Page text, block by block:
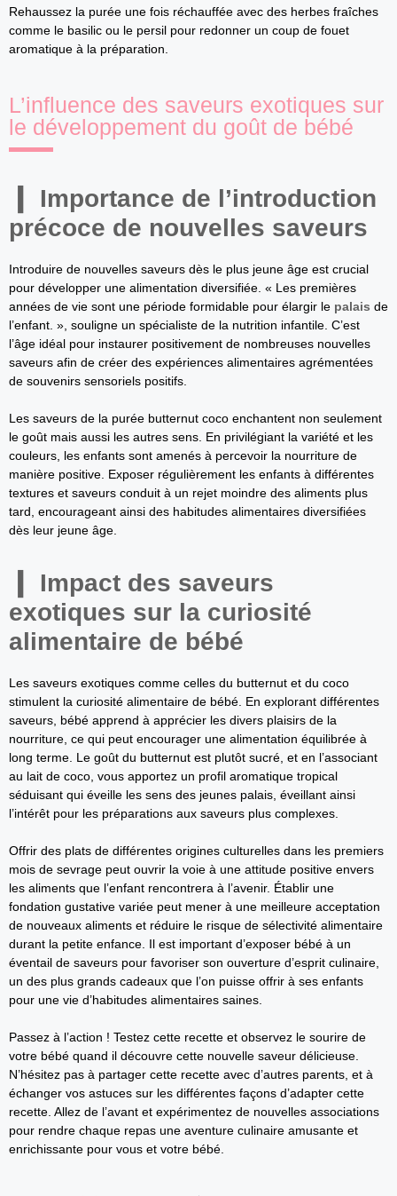
Rehaussez la purée une fois réchauffée avec des herbes fraîches
comme le basilic ou le persil pour redonner un coup de fouet
aromatique à la préparation.
L’influence des saveurs exotiques sur
le développement du goût de bébé
Importance de l’introduction
précoce de nouvelles saveurs
Introduire de nouvelles saveurs dès le plus jeune âge est crucial
pour développer une alimentation diversifiée. « Les premières
années de vie sont une période formidable pour élargir le palais de
l’enfant. », souligne un spécialiste de la nutrition infantile. C’est
l’âge idéal pour instaurer positivement de nombreuses nouvelles
saveurs afin de créer des expériences alimentaires agrémentées
de souvenirs sensoriels positifs.
Les saveurs de la purée butternut coco enchantent non seulement
le goût mais aussi les autres sens. En privilégiant la variété et les
couleurs, les enfants sont amenés à percevoir la nourriture de
manière positive. Exposer régulièrement les enfants à différentes
textures et saveurs conduit à un rejet moindre des aliments plus
tard, encourageant ainsi des habitudes alimentaires diversifiées
dès leur jeune âge.
Impact des saveurs
exotiques sur la curiosité
alimentaire de bébé
Les saveurs exotiques comme celles du butternut et du coco
stimulent la curiosité alimentaire de bébé. En explorant différentes
saveurs, bébé apprend à apprécier les divers plaisirs de la
nourriture, ce qui peut encourager une alimentation équilibrée à
long terme. Le goût du butternut est plutôt sucré, et en l’associant
au lait de coco, vous apportez un profil aromatique tropical
séduisant qui éveille les sens des jeunes palais, éveillant ainsi
l’intérêt pour les préparations aux saveurs plus complexes.
Offrir des plats de différentes origines culturelles dans les premiers
mois de sevrage peut ouvrir la voie à une attitude positive envers
les aliments que l’enfant rencontrera à l’avenir. Établir une
fondation gustative variée peut mener à une meilleure acceptation
de nouveaux aliments et réduire le risque de sélectivité alimentaire
durant la petite enfance. Il est important d’exposer bébé à un
éventail de saveurs pour favoriser son ouverture d’esprit culinaire,
un des plus grands cadeaux que l’on puisse offrir à ses enfants
pour une vie d’habitudes alimentaires saines.
Passez à l’action ! Testez cette recette et observez le sourire de
votre bébé quand il découvre cette nouvelle saveur délicieuse.
N’hésitez pas à partager cette recette avec d’autres parents, et à
échanger vos astuces sur les différentes façons d’adapter cette
recette. Allez de l’avant et expérimentez de nouvelles associations
pour rendre chaque repas une aventure culinaire amusante et
enrichissante pour vous et votre bébé.